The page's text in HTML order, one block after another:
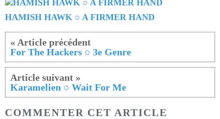
HAMISH HAWK ○ A FIRMER HAND
For The Hackers ○ 3e Genre
Karamelien ○ Wait For Me
COMMENTER CET ARTICLE